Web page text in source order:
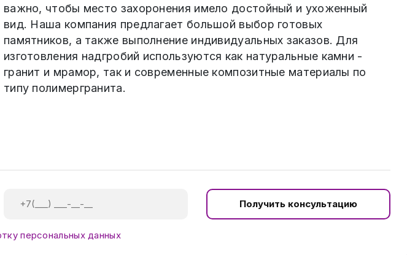
важно, чтобы место захоронения имело достойный и ухоженный
вид. Наша компания предлагает большой выбор готовых
памятников, а также выполнение индивидуальных заказов. Для
изготовления надгробий используются как натуральные камни -
гранит и мрамор, так и современные композитные материалы по
типу полимергранита.
Получить консультацию
персональных данных